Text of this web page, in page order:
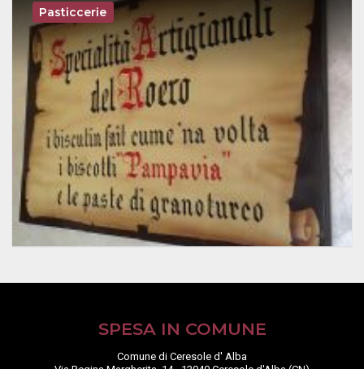
Pasticcerie
SPESA IN COMUNE
Comune di Ceresole d' Alba